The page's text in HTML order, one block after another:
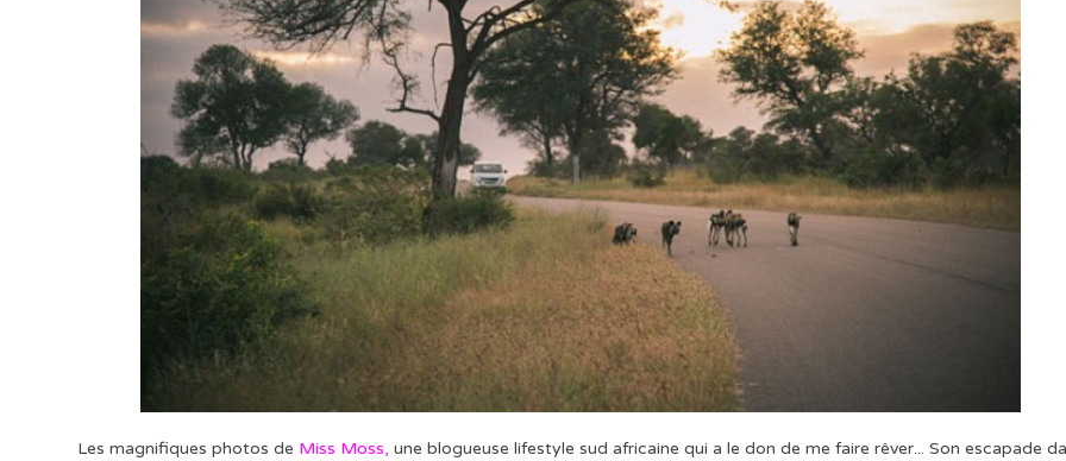
Les magnifiques photos de Miss Moss, une blogueuse lifestyle sud africaine qui a le don de me faire rêver... Son escapade